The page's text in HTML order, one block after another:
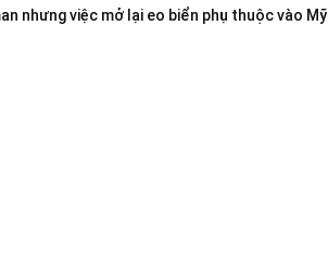
nhưng việc mở lại eo biển phụ thuộc vào Mỹ